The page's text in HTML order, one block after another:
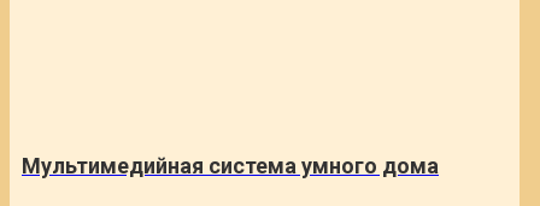
Мультимедийная система умного дома